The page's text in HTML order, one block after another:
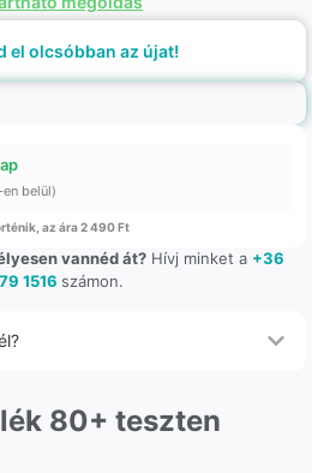
el olcsóbban az újat!
belül)
az ára 2 490 Ft
vannéd át?Hívj minket a +36
1516 számon.
80+ teszten